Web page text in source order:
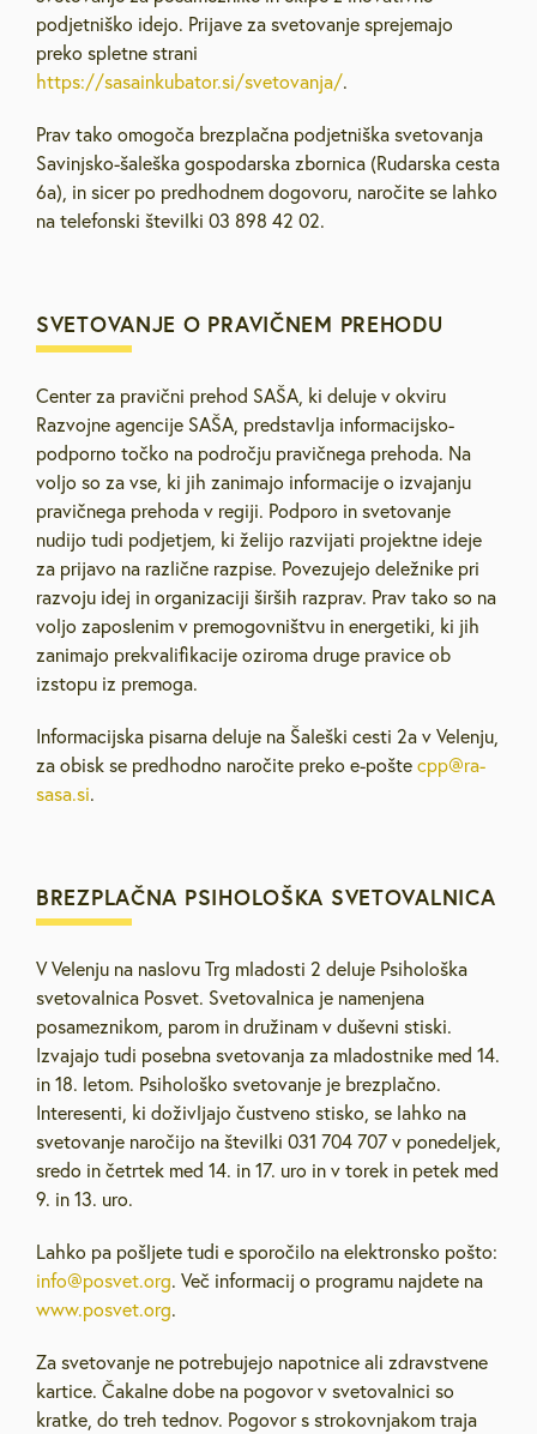
podjetniško idejo. Prijave za svetovanje sprejemajo
preko spletne strani
https://sasainkubator.si/svetovanja/.
Prav tako omogoča brezplačna podjetniška svetovanja
Savinjsko-šaleška gospodarska zbornica (Rudarska cesta
6a), in sicer po predhodnem dogovoru, naročite se lahko
na telefonski številki 03 898 42 02.
SVETOVANJE O PRAVIČNEM PREHODU
Center za pravični prehod SAŠA, ki deluje v okviru
Razvojne agencije SAŠA, predstavlja informacijsko-
podporno točko na področju pravičnega prehoda. Na
voljo so za vse, ki jih zanimajo informacije o izvajanju
pravičnega prehoda v regiji. Podporo in svetovanje
nudijo tudi podjetjem, ki želijo razvijati projektne ideje
za prijavo na različne razpise. Povezujejo deležnike pri
razvoju idej in organizaciji širših razprav. Prav tako so na
voljo zaposlenim v premogovništvu in energetiki, ki jih
zanimajo prekvalifikacije oziroma druge pravice ob
izstopu iz premoga.
Informacijska pisarna deluje na Šaleški cesti 2a v Velenju,
za obisk se predhodno naročite preko e-pošte cpp@ra-
sasa.si.
BREZPLAČNA PSIHOLOŠKA SVETOVALNICA
V Velenju na naslovu Trg mladosti 2 deluje Psihološka
svetovalnica Posvet. Svetovalnica je namenjena
posameznikom, parom in družinam v duševni stiski.
Izvajajo tudi posebna svetovanja za mladostnike med 14.
in 18. letom. Psihološko svetovanje je brezplačno.
Interesenti, ki doživljajo čustveno stisko, se lahko na
svetovanje naročijo na številki 031 704 707 v ponedeljek,
sredo in četrtek med 14. in 17. uro in v torek in petek med
9. in 13. uro.
Lahko pa pošljete tudi e sporočilo na elektronsko pošto:
info@posvet.org. Več informacij o programu najdete na
www.posvet.org.
Za svetovanje ne potrebujejo napotnice ali zdravstvene
kartice. Čakalne dobe na pogovor v svetovalnici so
kratke, do treh tednov. Pogovor s strokovnjakom traja